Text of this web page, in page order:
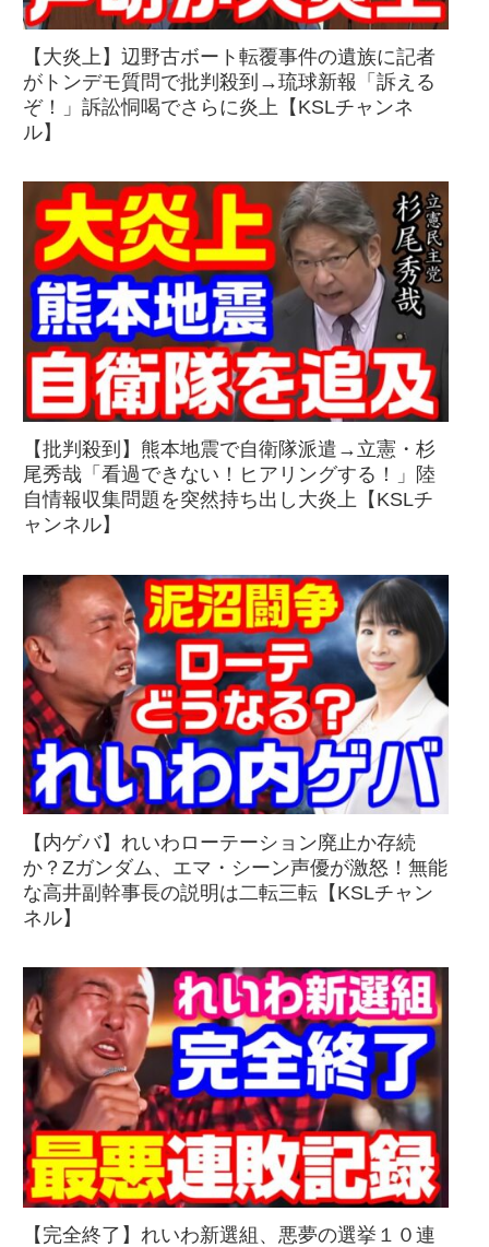
【大炎上】辺野古ボート転覆事件の遺族に記者
がトンデモ質問で批判殺到→琉球新報「訴える
ぞ！」訴訟恫喝でさらに炎上【KSLチャンネ
ル】
【批判殺到】熊本地震で自衛隊派遣→立憲・杉
尾秀哉「看過できない！ヒアリングする！」陸
自情報収集問題を突然持ち出し大炎上【KSLチ
ャンネル】
【内ゲバ】れいわローテーション廃止か存続
か？Zガンダム、エマ・シーン声優が激怒！無能
な高井副幹事長の説明は二転三転【KSLチャン
ネル】
【完全終了】れいわ新選組、悪夢の選挙１０連